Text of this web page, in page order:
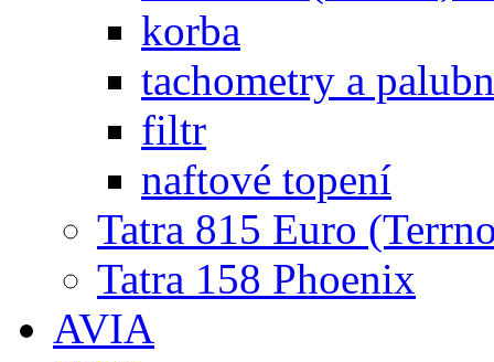
korba
tachometry a
filtr
naftové topení
Tatra 815 Euro
Tatra 158 Phoenix
AVIA